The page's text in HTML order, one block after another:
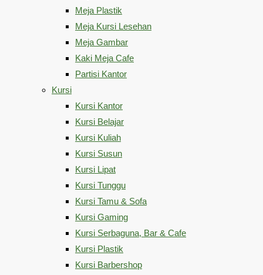
Meja Plastik
Meja Kursi Lesehan
Meja Gambar
Kaki Meja Cafe
Partisi Kantor
Kursi
Kursi Kantor
Kursi Belajar
Kursi Kuliah
Kursi Susun
Kursi Lipat
Kursi Tunggu
Kursi Tamu & Sofa
Kursi Gaming
Kursi Serbaguna, Bar & Cafe
Kursi Plastik
Kursi Barbershop